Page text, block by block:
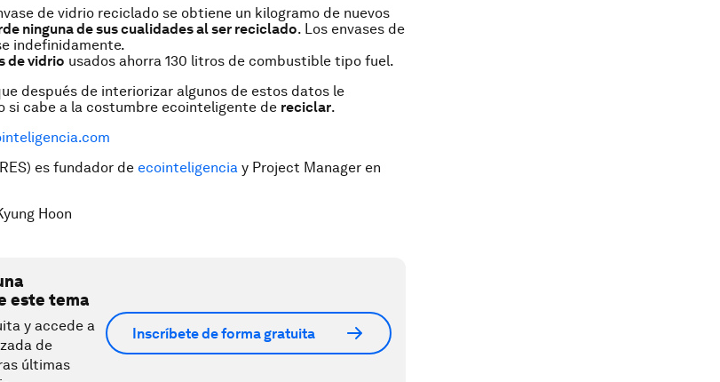
de vidrio reciclado se obtiene un kilogramo de nuevos
ninguna de sus cualidades al ser reciclado. Los envases de
indefinidamente.
de vidrio usados ahorra 130 litros de combustible tipo fuel.
después de interiorizar algunos de estos datos le
si cabe a la costumbre ecointeligente de reciclar.
es fundador de ecointeligencia y Project Manager en
Hoon
este tema
y accede a
de
últimas
Inscríbete de forma gratuita